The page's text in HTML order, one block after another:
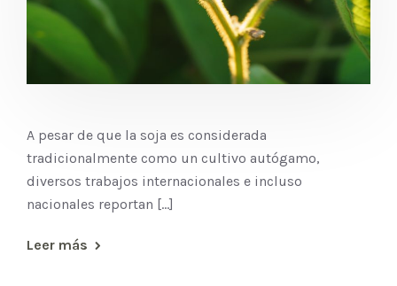
A pesar de que la soja es considerada
tradicionalmente como un cultivo autógamo,
diversos trabajos internacionales e incluso
nacionales reportan [...]
Leer más